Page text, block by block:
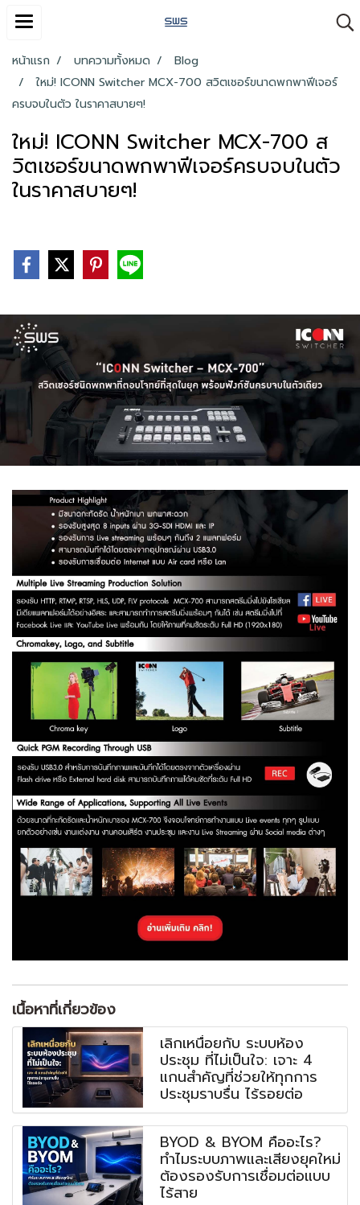
หน้าแรก บทความทั้งหมด
Blog
ใหม่! ICONN Switcher MCX-700 สวิตเชอร์ขนาดพกพาฟีเจอร์
ครบจบในตัว ในราคาสบายๆ!
ใหม่! ICONN Switcher MCX-700 ส
วิตเชอร์ขนาดพกพาฟีเจอร์ครบจบในตัว
ในราคาสบายๆ!
เนื้อหาที่เกี่ยวข้อง
เลิกเหนื่อยกับ ระบบห้อง
ประชุม ที่ไม่เป็นใจ: เจาะ 4
แกนสำคัญที่ช่วยให้ทุกการ
ประชุมราบรื่น ไร้รอยต่อ
BYOD & BYOM คืออะไร?
ทำไมระบบภาพและเสียงยุคใหม่
ต้องรองรับการเชื่อมต่อแบบ
ไร้สาย